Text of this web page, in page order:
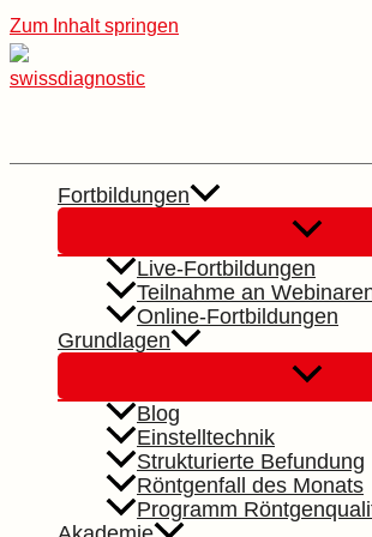
Zum Inhalt springen
Fortbildungen
Live-Fortbildungen
Teilnahme an
Online-Fortbildungen
Grundlagen
Blog
Einstelltechnik
Strukturierte Befundung
Röntgenfall des Monats
Programm